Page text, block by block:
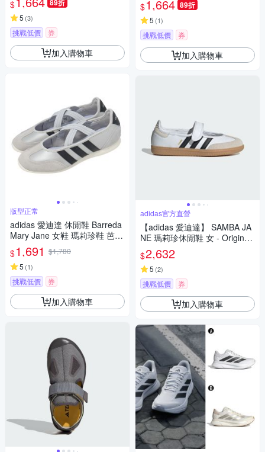
$ 89折
5 (3)
挑戰低價 券
加入購物車
版型正常
adidas 愛迪達 休閒鞋 Barreda
Mary Jane 女鞋 瑪莉珍鞋 芭蕾
風 銀 薄底 HP3520
$1,691 $1,780
5 (1)
挑戰低價 券
加入購物車
$1,664 89折
5 (1)
挑戰低價 券
加入購物車
adidas官方直營
【adidas 愛迪達】 SAMBA JA
NE 瑪莉珍休閒鞋 女 - Originals
JR1402
$2,632
5 (2)
挑戰低價 券
加入購物車